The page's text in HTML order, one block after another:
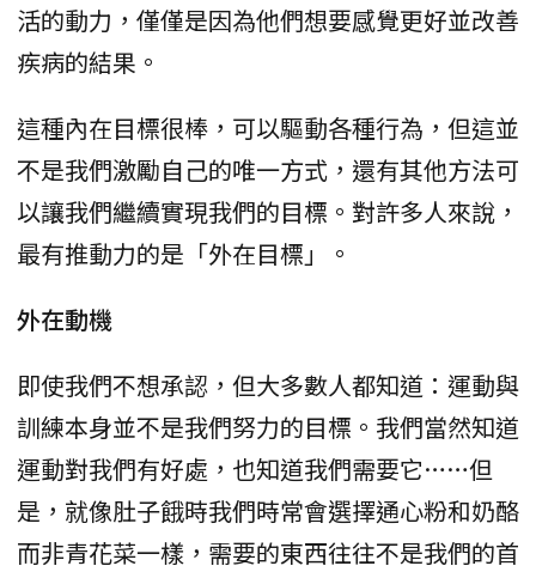
活的動力，僅僅是因為他們想要感覺更好並改善
疾病的結果。
這種內在目標很棒，可以驅動各種行為，但這並
不是我們激勵自己的唯一方式，還有其他方法可
以讓我們繼續實現我們的目標。對許多人來說，
最有推動力的是「外在目標」。
外在動機
即使我們不想承認，但大多數人都知道：運動與
訓練本身並不是我們努力的目標。我們當然知道
運動對我們有好處，也知道我們需要它……但
是，就像肚子餓時我們時常會選擇通心粉和奶酪
而非青花菜一樣，需要的東西往往不是我們的首